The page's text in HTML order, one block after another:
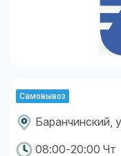
Самовывоз
Баранчинский,
08:00-20:00 Чт